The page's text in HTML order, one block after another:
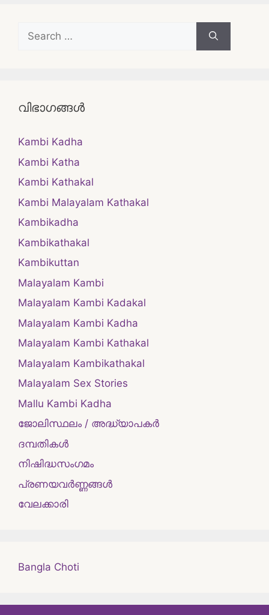
Search
for:
വിഭാഗങ്ങൾ
Kambi Kadha
Kambi Katha
Kambi Kathakal
Kambi Malayalam Kathakal
Kambikadha
Kambikathakal
Kambikuttan
Malayalam Kambi
Malayalam Kambi Kadakal
Malayalam Kambi Kadha
Malayalam Kambi Kathakal
Malayalam Kambikathakal
Malayalam Sex Stories
Mallu Kambi Kadha
ജോലിസ്ഥലം / അദ്ധ്യാപകർ
ദമ്പതികള്‍
നിഷിദ്ധസംഗമം
പ്രണയവർണ്ണങ്ങൾ
വേലക്കാരി
Bangla Choti